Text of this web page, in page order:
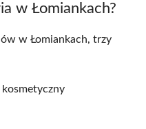
w Łomiankach?
w Łomiankach, trzy